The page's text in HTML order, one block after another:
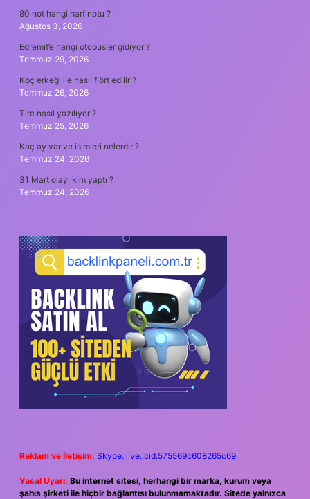
80 not hangi harf notu ?
Ağustos 3, 2026
Edremit’e hangi otobüsler gidiyor ?
Temmuz 29, 2026
Koç erkeği ile nasıl flört edilir ?
Temmuz 26, 2026
Tire nasıl yazılıyor ?
Temmuz 25, 2026
Kaç ay var ve isimleri nelerdir ?
Temmuz 24, 2026
31 Mart olayı kim yaptı ?
Temmuz 24, 2026
Reklam ve İletişim: Skype: live:.cid.575569c608265c69
Yasal Uyarı: Bu internet sitesi, herhangi bir marka, kurum veya
şahıs şirketi ile hiçbir bağlantısı bulunmamaktadır. Sitede yalnızca